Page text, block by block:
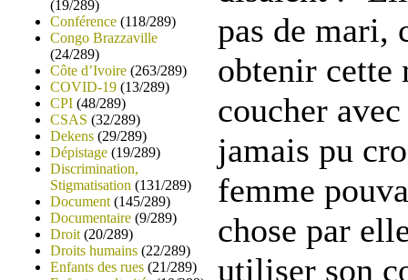
(19/289)
Conférence (118/289)
Congo Brazzaville
(24/289)
Côte d’Ivoire (263/289)
COVID-19 (13/289)
CPI (48/289)
CSAS (32/289)
Dekens (29/289)
Dépistage (19/289)
Discrimination,
Stigmatisation (131/289)
Document (145/289)
Documentaire (9/289)
Droit (20/289)
Droits humains (22/289)
Enfants des rues (21/289)
pas de mari,
obtenir cette
coucher
jamais pu
femme
chose par
utiliser son